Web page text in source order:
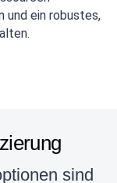
und ein robustes,
sind